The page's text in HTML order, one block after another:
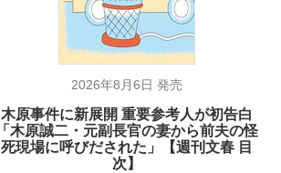
2026年8月6日 発売
木原事件に新展開 重要参考人が初告白
「木原誠二・元副長官の妻から前夫の怪
死現場に呼びだされた」【週刊文春 目
次】